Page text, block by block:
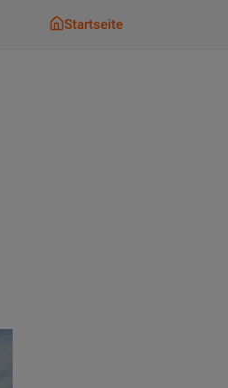
Startseite
Startseite